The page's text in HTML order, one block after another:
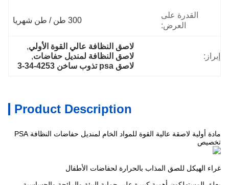
القدرة على
العرض:
300 طن / طن شهريا
إبراز:
لاصق النظافة عالي القوة الأولي ,
لاصق النظافة لمنديل حفاضات,
لاصق psa تذوب ساخن 4253-34-3
Product Description
مادة أولية لاصقة عالية القوة للمواد الخام لمنديل حفاضات النظافة PSA
تخصيص
غراء الهيكل للصق المذاب بالحرارة لحفاضات الأطفال